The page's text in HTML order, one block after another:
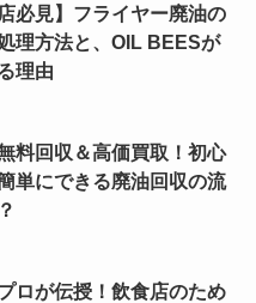
店必見】フライヤー廃油の
理方法と、OIL BEESが
理由
料回収＆高価買取！初心
単にできる廃油回収の流
ロが伝授！飲食店のため